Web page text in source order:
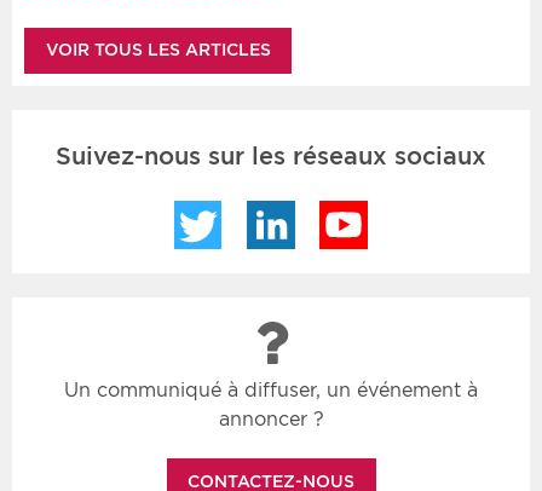
VOIR TOUS LES ARTICLES
Suivez-nous sur les réseaux sociaux
Twitter LinkedIn
Un communiqué à diffuser, un événement à
annoncer ?
CONTACTEZ-NOUS